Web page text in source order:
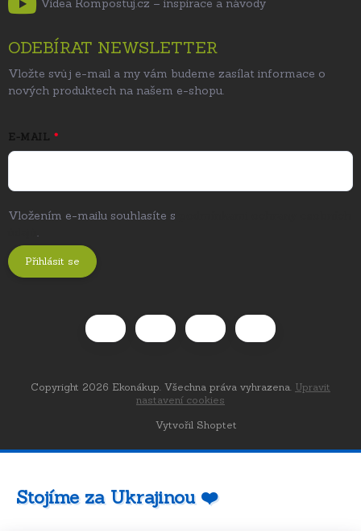
Videa Kompostuj.cz – inspirace a návody
ODEBÍRAT NEWSLETTER
Vložte svůj e-mail a my vám budeme zasílat informace o
nových produktech na našem e-shopu.
E-MAIL
Vložením e-mailu souhlasíte s
.
Přihlásit se
Vytvořil Shoptet
Copyright 2026 Ekonákup. Všechna práva vyhrazena. Upravit
nastavení cookies
Stojíme za Ukrajinou ❤️